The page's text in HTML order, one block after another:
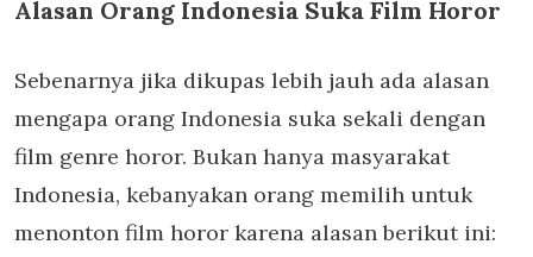
Alasan Orang Indonesia Suka Film Horor
Sebenarnya jika dikupas lebih jauh ada alasan
mengapa orang Indonesia suka sekali dengan
film genre horor. Bukan hanya masyarakat
Indonesia, kebanyakan orang memilih untuk
menonton film horor karena alasan berikut ini: